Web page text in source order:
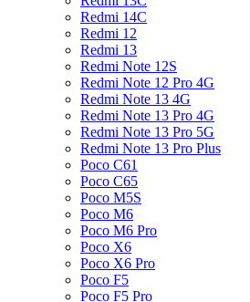
Redmi 14C
Redmi 12
Redmi 13
Redmi Note 12S
Redmi Note 12 Pro 4G
Redmi Note 13 4G
Redmi Note 13 Pro 4G
Redmi Note 13 Pro 5G
Redmi Note 13 Pro Plus
Poco C61
Poco C65
Poco M5S
Poco M6
Poco M6 Pro
Poco X6
Poco X6 Pro
Poco F5
Poco F5 Pro